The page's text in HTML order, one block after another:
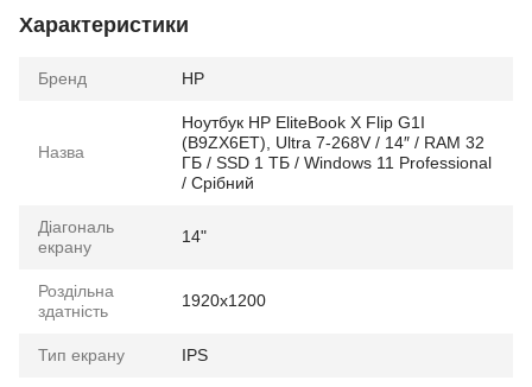
Характеристики
Бренд HP
Назва
Ноутбук HP EliteBook X Flip G1I
(B9ZX6ET), Ultra 7-268V / 14″ / RAM 32
ГБ / SSD 1 ТБ / Windows 11 Professional
/ Срібний
Діагональ
екрану
14"
Роздільна
здатність
1920x1200
Тип екрану IPS